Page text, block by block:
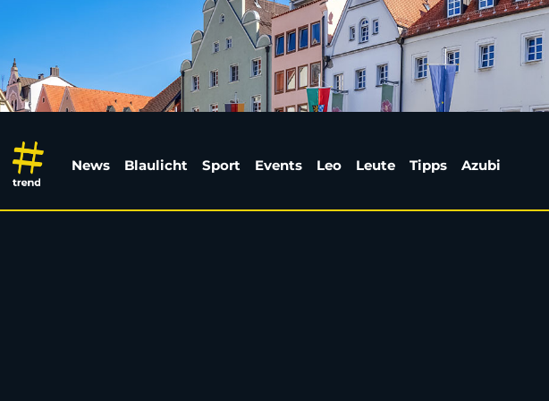
Diskothek: Polizei
News Blaulicht Sport Events Leo Leute Tipps Azubi